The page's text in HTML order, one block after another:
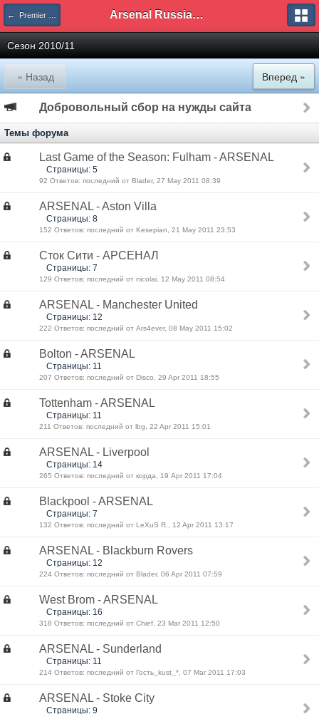
← Premier League Arsenal Russian Speaking Supporters Club
Сезон 2010/11
« Назад Вперед »
Добровольный сбор на нужды сайта
Темы форума
Last Game of the Season: Fulham - ARSENAL
Страницы: 5
92 Ответов: последний от Blader, 27 May 2011 08:39
ARSENAL - Aston Villa
Страницы: 8
152 Ответов: последний от Kesepian, 21 May 2011 23:53
Сток Сити - АРСЕНАЛ
Страницы: 7
129 Ответов: последний от nicolai, 12 May 2011 08:54
ARSENAL - Manchester United
Страницы: 12
222 Ответов: последний от Ars4ever, 08 May 2011 15:02
Bolton - ARSENAL
Страницы: 11
207 Ответов: последний от Disco, 29 Apr 2011 18:55
Tottenham - ARSENAL
Страницы: 11
211 Ответов: последний от lbg, 22 Apr 2011 15:01
ARSENAL - Liverpool
Страницы: 14
265 Ответов: последний от корда, 19 Apr 2011 17:04
Blackpool - ARSENAL
Страницы: 7
132 Ответов: последний от LeXuS R., 12 Apr 2011 13:17
ARSENAL - Blackburn Rovers
Страницы: 12
224 Ответов: последний от Blader, 06 Apr 2011 07:59
West Brom - ARSENAL
Страницы: 16
318 Ответов: последний от Chief, 23 Mar 2011 12:50
ARSENAL - Sunderland
Страницы: 11
214 Ответов: последний от Гость_kust_*, 07 Mar 2011 17:03
ARSENAL - Stoke City
Страницы: 9